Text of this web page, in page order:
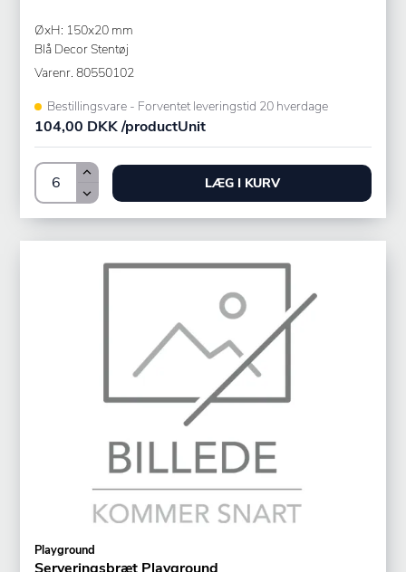
ØxH: 150x20 mm
Blå Decor Stentøj
Varenr. 80550102
Bestillingsvare - Forventet leveringstid 20 hverdage
104,00 DKK /productUnit
LÆG I KURV
Playground